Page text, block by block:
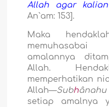
Allah agar kalian
An`am: 153].
Maka
amalannya
Allah.
memperhatikan
Allah—Subh
setiap amalnya